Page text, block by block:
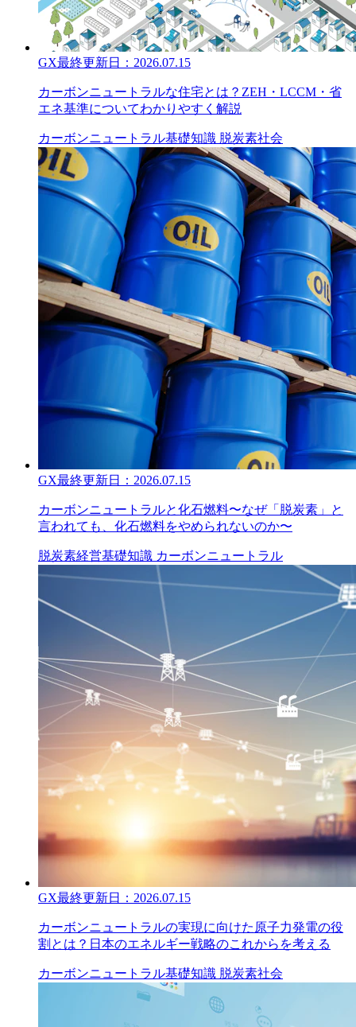
GX最終更新日： 2026.07.15
カーボンニュートラルな住宅とは？ZEH・LCCM・省
エネ基準についてわかりやすく解説
カーボンニュートラル基礎知識 脱炭素社会
GX最終更新日： 2026.07.15
カーボンニュートラルと化石燃料〜なぜ「脱炭素」と
言われても、化石燃料をやめられないのか〜
脱炭素経営基礎知識 カーボンニュートラル
GX最終更新日： 2026.07.15
カーボンニュートラルの実現に向けた原子力発電の役
割とは？日本のエネルギー戦略のこれからを考える
カーボンニュートラル基礎知識 脱炭素社会